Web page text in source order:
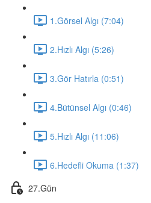
1.Görsel Algı (7:04)
2.Hızlı Algı (5:26)
3.Gör Hatırla (0:51)
4.Bütünsel Algı (0:46)
5.Hızlı Algı (11:06)
6.Hedefli Okuma (1:37)
27.Gün